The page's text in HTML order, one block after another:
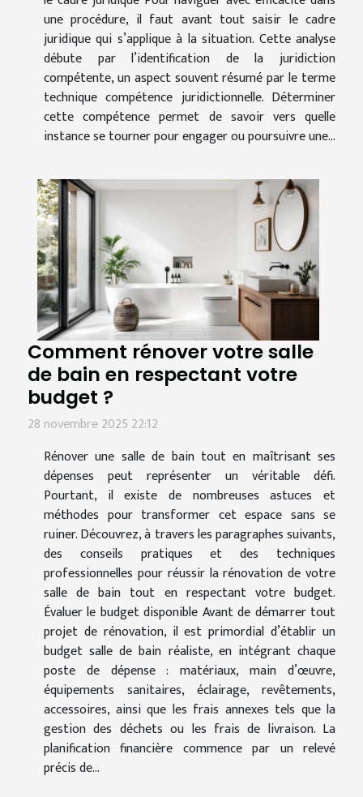
une procédure, il faut avant tout saisir le cadre
juridique qui s’applique à la situation. Cette analyse
débute par l’identification de la juridiction
compétente, un aspect souvent résumé par le terme
technique compétence juridictionnelle. Déterminer
cette compétence permet de savoir vers quelle
instance se tourner pour engager ou poursuivre une...
Comment rénover votre salle
de bain en respectant votre
budget ?
28 novembre 2025 22:12
Rénover une salle de bain tout en maîtrisant ses
dépenses peut représenter un véritable défi.
Pourtant, il existe de nombreuses astuces et
méthodes pour transformer cet espace sans se
ruiner. Découvrez, à travers les paragraphes suivants,
des conseils pratiques et des techniques
professionnelles pour réussir la rénovation de votre
salle de bain tout en respectant votre budget.
Évaluer le budget disponible Avant de démarrer tout
projet de rénovation, il est primordial d’établir un
budget salle de bain réaliste, en intégrant chaque
poste de dépense : matériaux, main d’œuvre,
équipements sanitaires, éclairage, revêtements,
accessoires, ainsi que les frais annexes tels que la
gestion des déchets ou les frais de livraison. La
planification financière commence par un relevé
précis de...